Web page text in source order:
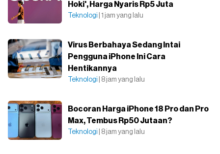
Hoki', Harga Nyaris Rp5 Juta
Teknologi | 1 jam yang lalu
Virus Berbahaya Sedang Intai
Pengguna iPhone Ini Cara
Hentikannya
Teknologi | 8 jam yang lalu
Bocoran Harga iPhone 18 Pro dan Pro
Max, Tembus Rp50 Jutaan?
Teknologi | 8 jam yang lalu